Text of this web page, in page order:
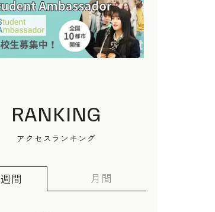
RANKING
アクセスランキング
週間 月間